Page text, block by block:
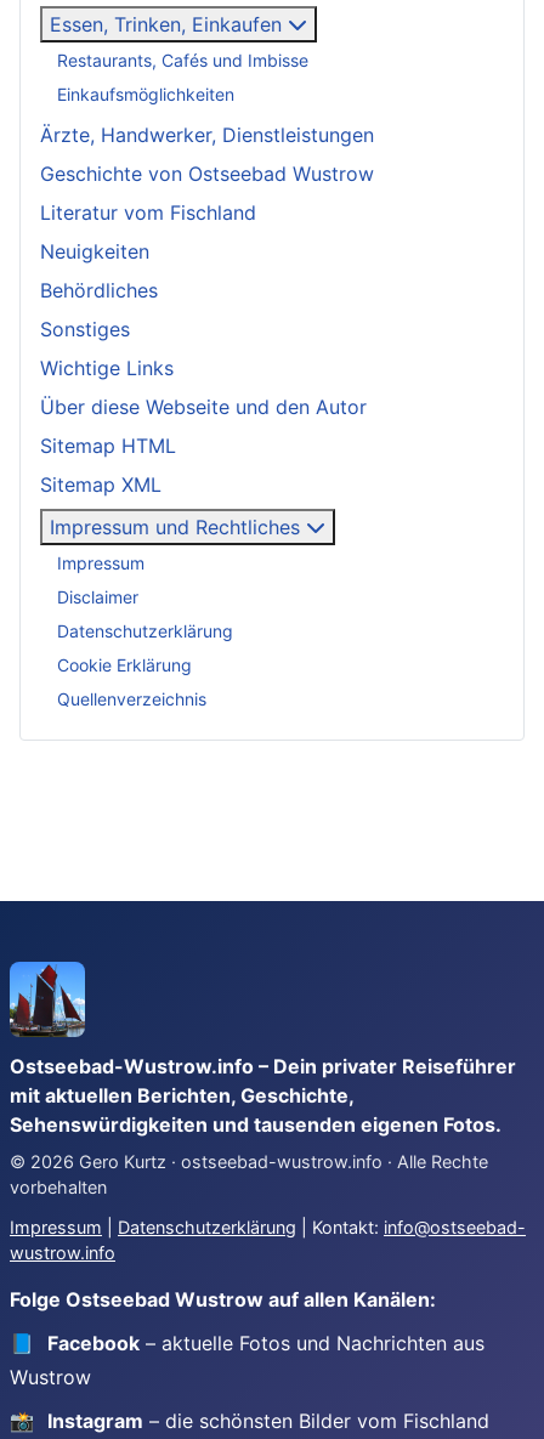
Essen, Trinken, Einkaufen
Restaurants, Cafés und Imbisse
Einkaufsmöglichkeiten
Ärzte, Handwerker, Dienstleistungen
Geschichte von Ostseebad Wustrow
Literatur vom Fischland
Neuigkeiten
Behördliches
Sonstiges
Wichtige Links
Über diese Webseite und den Autor
Sitemap HTML
Sitemap XML
Impressum und Rechtliches
Impressum
Disclaimer
Datenschutzerklärung
Cookie Erklärung
Quellenverzeichnis
Ostseebad-Wustrow.info – Dein privater Reiseführer
mit aktuellen Berichten, Geschichte,
Sehenswürdigkeiten und tausenden eigenen Fotos.
© 2026 Gero Kurtz · ostseebad-wustrow.info · Alle Rechte
vorbehalten
Impressum
Datenschutzerklärung | Kontakt: info@ostseebad-
wustrow.info
Folge Ostseebad Wustrow auf allen Kanälen:
📘
Facebook – aktuelle Fotos und Nachrichten aus
Wustrow
📸
Instagram – die schönsten Bilder vom Fischland